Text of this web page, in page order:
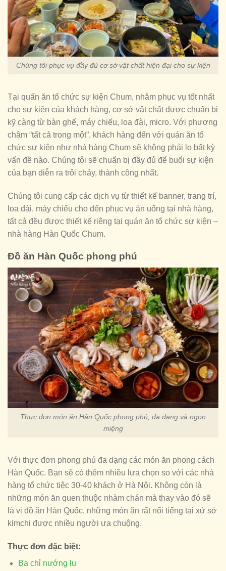
Chúng tôi phục vụ đầy đủ cơ sở vật chất hiện đại cho sự kiện
Tại quấn ăn tổ chức sự kiện Chum, nhằm phục vụ tốt nhất
cho sự kiện của khách hàng, cơ sở vật chất được chuẩn bị
kỹ càng từ bàn ghế, máy chiếu, loa đài, micro. Với phương
châm “tất cả trong một”, khách hàng đến với quán ăn tổ
chức sự kiện như nhà hàng Chum sẽ không phải lo bất kỳ
vấn đề nào. Chúng tôi sẽ chuẩn bị đầy đủ để buổi sự kiện
của bạn diễn ra trôi chảy, thành công nhất.
Chúng tôi cung cấp các dịch vụ từ thiết kế banner, trang trí,
loa đài, máy chiếu cho đến phục vụ ăn uống tại nhà hàng,
tất cả đều được thiết kế riêng tại quán ăn tổ chức sự kiện –
nhà hàng Hàn Quốc Chum.
Đồ ăn Hàn Quốc phong phú
Thực đơn món ăn Hàn Quốc phong phú, đa dạng và ngon
miệng
Với thực đơn phong phú đa dạng các món ăn phong cách
Hàn Quốc. Bạn sẽ có thêm nhiều lựa chọn so với các nhà
hàng tổ chức tiệc 30-40 khách ở Hà Nội. Không còn là
những món ăn quen thuộc nhàm chán mà thay vào đó sẽ
là vị đồ ăn Hàn Quốc, những món ăn rất nổi tiếng tại xứ sở
kimchi được nhiều người ưa chuộng.
Thực đơn đặc biệt:
Ba chỉ nướng lu